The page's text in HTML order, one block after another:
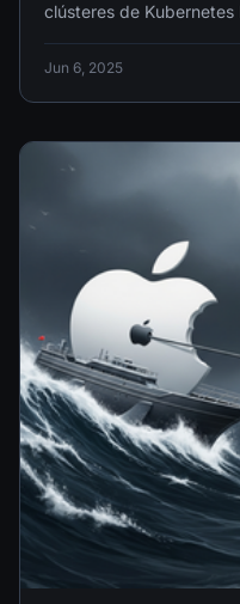
clústeres de
simplemente quieres
principal? Multipass es
Jun 6, 2025